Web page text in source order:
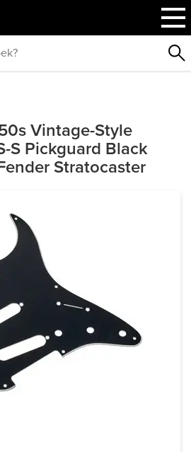
Vintage-Style
S Pickguard Black
Stratocaster